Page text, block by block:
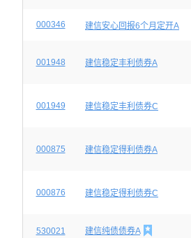
000346 建信安心回报6个月定开A
001948 建信稳定丰利债券A
001949 建信稳定丰利债券C
000875 建信稳定得利债券A
000876 建信稳定得利债券C
530021 建信纯债债券A 